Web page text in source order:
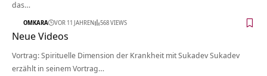
das…
OMKARA VOR 11 JAHREN 568 VIEWS
Neue Videos
Vortrag: Spirituelle Dimension der Krankheit mit Sukadev Sukadev
erzählt in seinem Vortrag…